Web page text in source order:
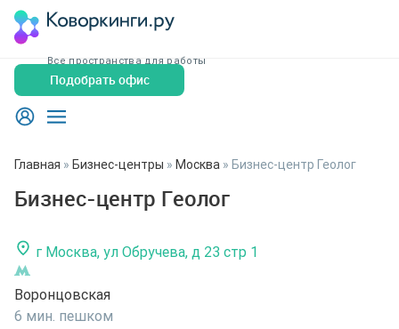
Все пространства для работы
Подобрать офис
Главная » Бизнес-центры » Москва » Бизнес-центр Геолог
Бизнес-центр Геолог
г Москва, ул Обручева, д 23 стр 1
Воронцовская
6 мин. пешком